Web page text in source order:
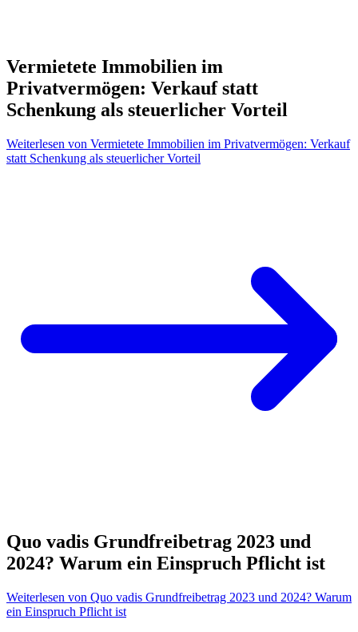
Vermietete Immobilien im
Privatvermögen: Verkauf statt
Schenkung als steuerlicher Vorteil
Weiterlesen von Vermietete Immobilien im Privatvermögen: Verkauf
statt Schenkung als steuerlicher Vorteil
Quo vadis Grundfreibetrag 2023 und
2024? Warum ein Einspruch Pflicht ist
Weiterlesen von Quo vadis Grundfreibetrag 2023 und 2024? Warum
ein Einspruch Pflicht ist